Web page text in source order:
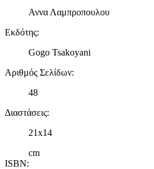
Αννα Λαμπροπουλου
Εκδότης:
Gogo Tsakoyani
Αριθμός Σελίδων:
48
Διαστάσεις:
21x14
cm
ISBN: